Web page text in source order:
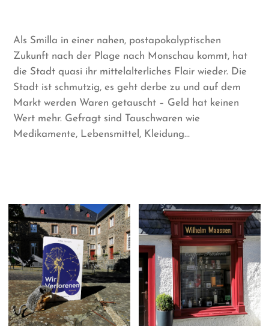
Als Smilla in einer nahen, postapokalyptischen
Zukunft nach der Plage nach Monschau kommt, hat
die Stadt quasi ihr mittelalterliches Flair wieder. Die
Stadt ist schmutzig, es geht derbe zu und auf dem
Markt werden Waren getauscht – Geld hat keinen
Wert mehr. Gefragt sind Tauschwaren wie
Medikamente, Lebensmittel, Kleidung…